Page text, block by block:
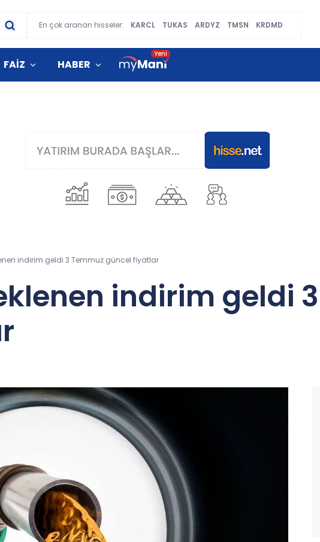
En çok aranan hisseler: KARCL TUKAS ARDYZ TMSN KRDMD
FAİZ HABER
indirim geldi 3 Temmuz güncel fiyatlar
indirim geldi